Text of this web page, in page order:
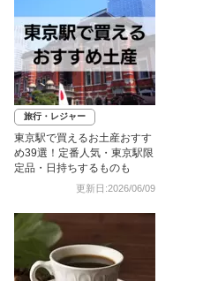
旅行・レジャー
東京駅で買えるお土産おすす
め39選！定番人気・東京駅限
定品・日持ちするものも
更新日:2026/06/09